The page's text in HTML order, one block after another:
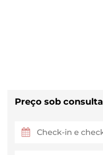
Preço sob consulta